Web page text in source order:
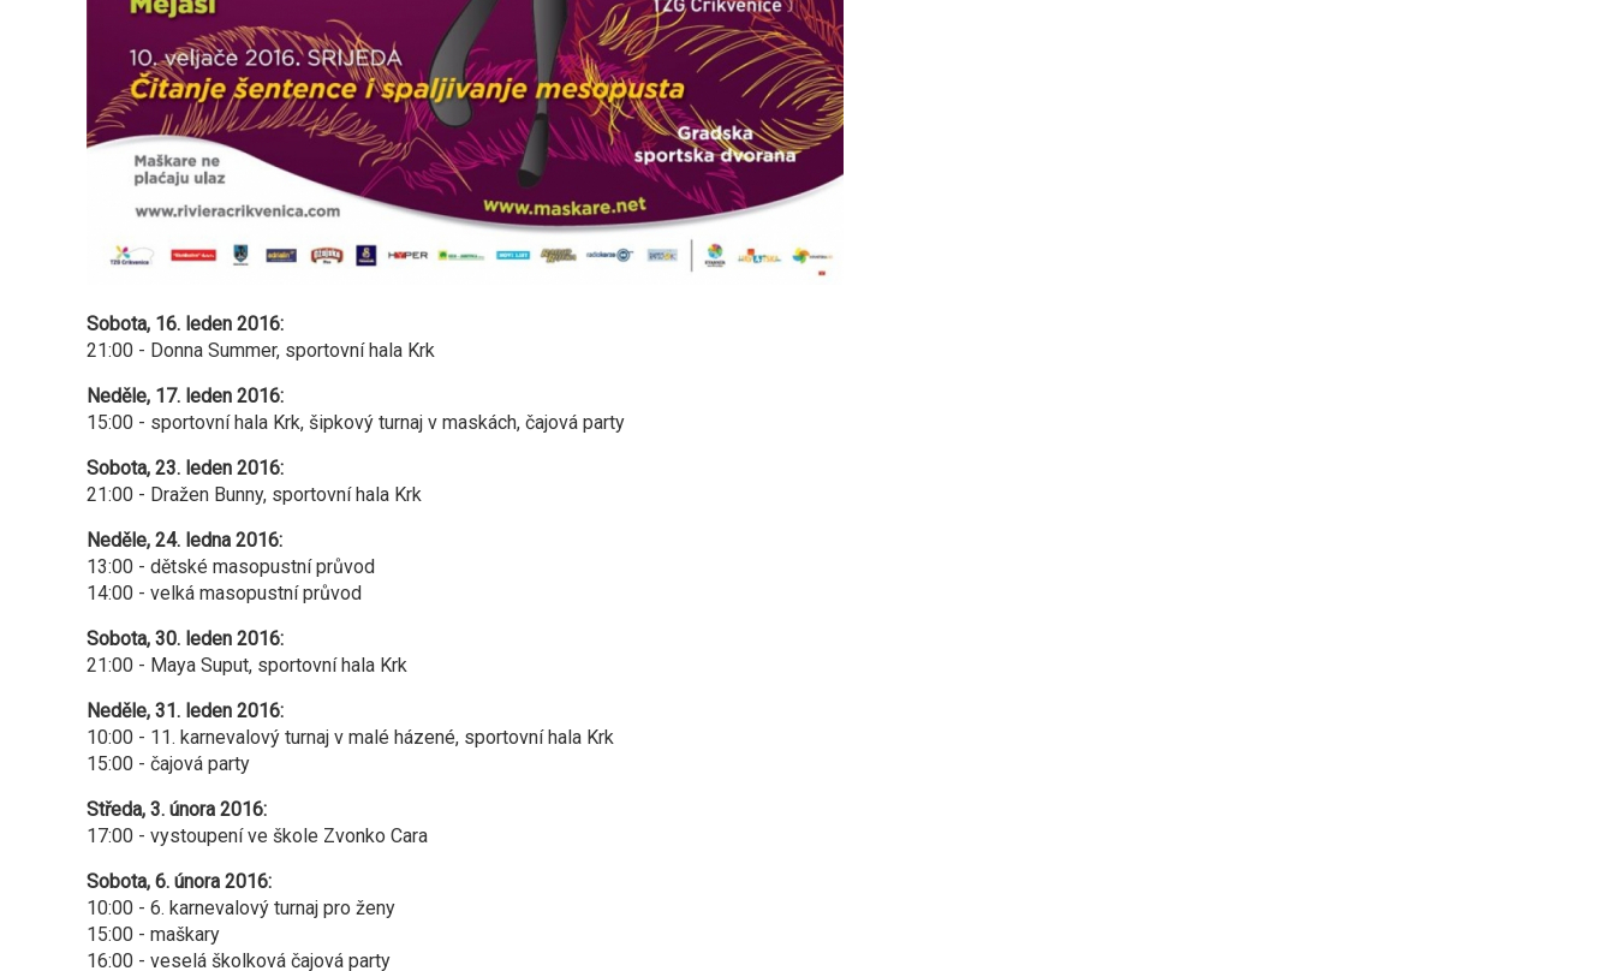
Sobota, 16. leden 2016:
21:00 - Donna Summer, sportovní hala Krk
Neděle, 17. leden 2016:
15:00 - sportovní hala Krk, šipkový turnaj v maskách, čajová party
Sobota, 23. leden 2016:
21:00 - Dražen Bunny, sportovní hala Krk
Neděle, 24. ledna 2016:
13:00 - dětské masopustní průvod
14:00 - velká masopustní průvod
Sobota, 30. leden 2016:
21:00 - Maya Suput, sportovní hala Krk
Neděle, 31. leden 2016:
10:00 - 11. karnevalový turnaj v malé házené, sportovní hala Krk
15:00 - čajová party
Středa, 3. února 2016:
17:00 - vystoupení ve škole Zvonko Cara
Sobota, 6. února 2016:
10:00 - 6. karnevalový turnaj pro ženy
15:00 - maškary
16:00 - veselá školková čajová party